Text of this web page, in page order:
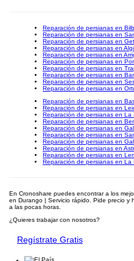
Reparación de persianas en
Reparación de persianas en
Reparación de persianas en
Reparación de persianas en
Reparación de persianas en
Reparación de persianas en
Reparación de persianas en
Reparación de persianas en
Reparación de persianas en
Reparación de persianas en
Reparación de persianas en
Reparación de persianas en
Reparación de persianas en La
Reparación de persianas en
Reparación de persianas en
Reparación de persianas en
Reparación de persianas en
Reparación de persianas en
Reparación de persianas en
Reparación de persianas en La
En Cronoshare puedes encontrar a los
en Durango | Servicio rápido. Pide precio
a las pocas horas.
¿Quieres trabajar con nosotros?
Regístrate Gratis